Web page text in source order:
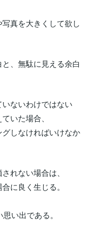
真を大きくして欲し
、無駄に見える余白
ないわけではない
いた場合、
しなければいけなか
れない場合は、
に良く生じる。
い出である。